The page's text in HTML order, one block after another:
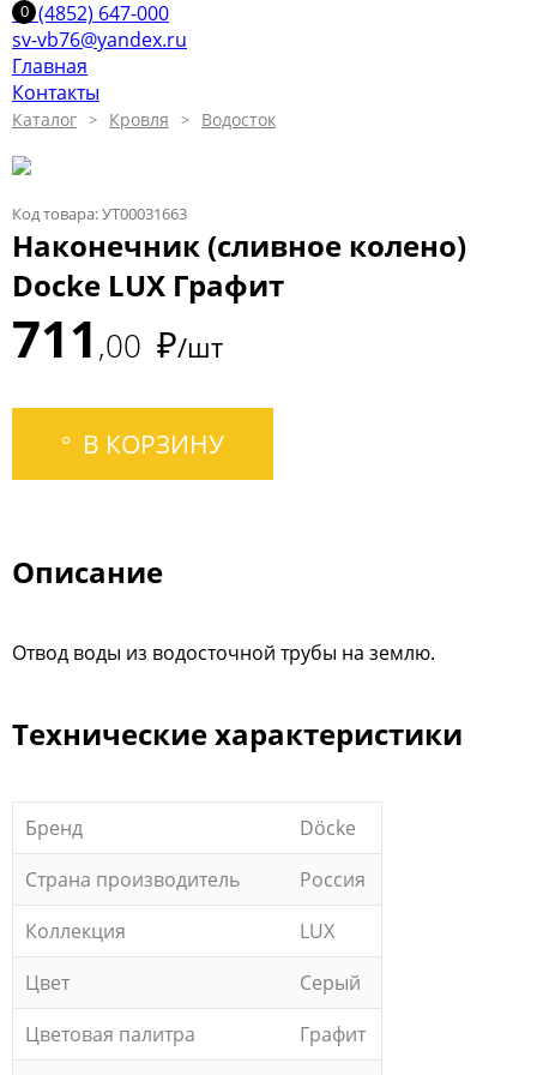
+7 (4852) 647-000
sv-vb76@yandex.ru
Главная
Контакты
Каталог Кровля Водосток
Код товара: УТ00031663
Наконечник (сливное колено)
Docke LUX Графит
711 00 ₽/шт
В КОРЗИНУ
Описание
Отвод воды из водосточной трубы на землю.
Технические характеристики
Бренд
Döcke
Страна производитель
Россия
Коллекция
LUX
Цвет
Серый
Цветовая палитра
Графит